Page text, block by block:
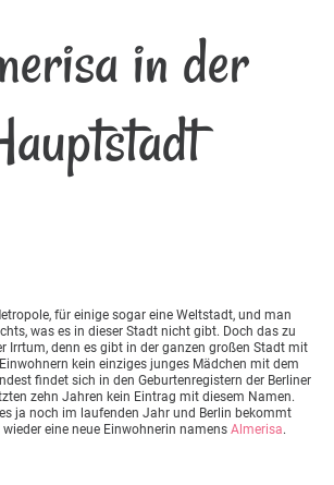
in der
für einige sogar eine Weltstadt, und man
was es in dieser Stadt nicht gibt. Doch das zu
Irrtum, denn es gibt in der ganzen großen Stadt mit
kein einziges junges Mädchen mit dem
findet sich in den Geburtenregistern der Berliner
zehn Jahren kein Eintrag mit diesem Namen.
ja noch im laufenden Jahr und Berlin bekommt
eine neue Einwohnerin namens Almerisa.